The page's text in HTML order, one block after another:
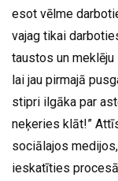
esot vēlme
vajag tikai
taustos un
lai jau pirmajā
stipri ilgāka par
neķeries klāt!”
sociālajos
ieskatīties